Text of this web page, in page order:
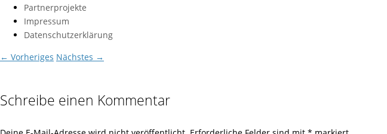
Partnerprojekte
Impressum
Datenschutzerklärung
← Vorheriges Nächstes →
Schreibe einen Kommentar